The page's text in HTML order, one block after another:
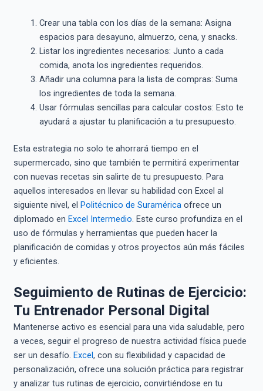
Crear una tabla con los días de la semana: Asigna
espacios para desayuno, almuerzo, cena, y snacks.
Listar los ingredientes necesarios: Junto a cada
comida, anota los ingredientes requeridos.
Añadir una columna para la lista de compras: Suma
los ingredientes de toda la semana.
Usar fórmulas sencillas para calcular costos: Esto te
ayudará a ajustar tu planificación a tu presupuesto.
Esta estrategia no solo te ahorrará tiempo en el
supermercado, sino que también te permitirá experimentar
con nuevas recetas sin salirte de tu presupuesto. Para
aquellos interesados en llevar su habilidad con Excel al
siguiente nivel, el Politécnico de Suraméricaofrece un
diplomado en Excel Intermedio. Este curso profundiza en el
uso de fórmulas y herramientas que pueden hacer la
planificación de comidas y otros proyectos aún más fáciles
y eficientes.
Seguimiento de Rutinas de Ejercicio:
Tu Entrenador Personal Digital
Mantenerse activo es esencial para una vida saludable, pero
a veces, seguir el progreso de nuestra actividad física puede
ser un desafío. Excel, con su flexibilidad y capacidad de
personalización, ofrece una solución práctica para registrar
y analizar tus rutinas de ejercicio, convirtiéndose en tu